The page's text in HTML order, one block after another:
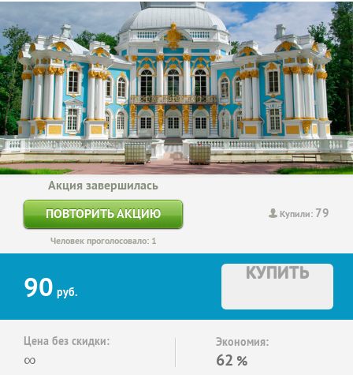
Купили: 79
Акция завершилась
ПОВТОРИТЬ АКЦИЮ
Человек проголосовало: 1
90 руб.
КУПИТЬ
Цена без скидки:
∞
Экономия:
62 %